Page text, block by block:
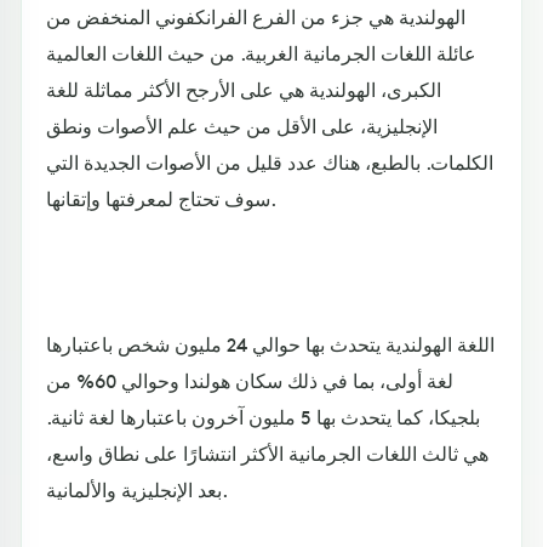
الهولندية هي جزء من الفرع الفرانكفوني المنخفض من
عائلة اللغات الجرمانية الغربية. من حيث اللغات العالمية
الكبرى، الهولندية هي على الأرجح الأكثر مماثلة للغة
الإنجليزية، على الأقل من حيث علم الأصوات ونطق
الكلمات. بالطبع، هناك عدد قليل من الأصوات الجديدة التي
سوف تحتاج لمعرفتها وإتقانها.
اللغة الهولندية يتحدث بها حوالي 24 مليون شخص باعتبارها
لغة أولى، بما في ذلك سكان هولندا وحوالي 60% من
بلجيكا، كما يتحدث بها 5 مليون آخرون باعتبارها لغة ثانية.
هي ثالث اللغات الجرمانية الأكثر انتشارًا على نطاق واسع،
بعد الإنجليزية والألمانية.